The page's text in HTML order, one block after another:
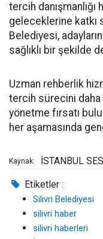
tercih
geleceklerine katkı
Belediyesi,
sağlıklı bir şekilde
Uzman rehberlik
tercih sürecini daha
yönetme fırsatı
her aşamasında
Kaynak: İSTANBUL SES
Etiketler :
Silivri Belediyesi
silivri haber
silivri haberleri